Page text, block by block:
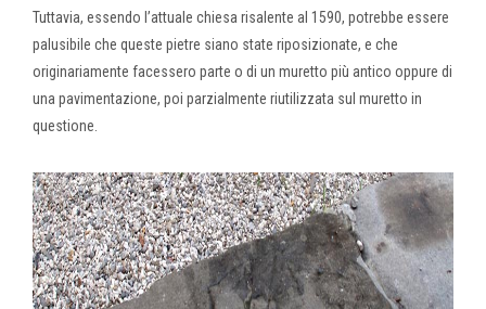
Tuttavia, essendo l’attuale chiesa risalente al 1590, potrebbe essere
palusibile che queste pietre siano state riposizionate, e che
originariamente facessero parte o di un muretto più antico oppure di
una pavimentazione, poi parzialmente riutilizzata sul muretto in
questione.